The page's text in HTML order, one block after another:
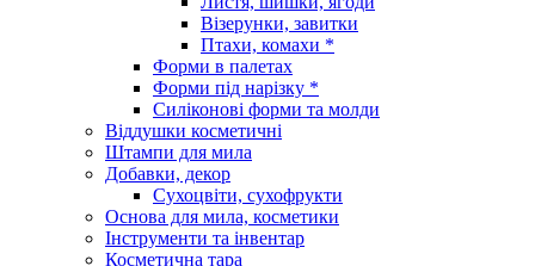
Візерунки, завитки
Птахи, комахи *
Форми в палетах
Форми під нарізку *
Силіконові форми та молди
Віддушки косметичні
Штампи для мила
Добавки, декор
Сухоцвіти, сухофрукти
Основа для мила, косметики
Інструменти та інвентар
Косметична тара